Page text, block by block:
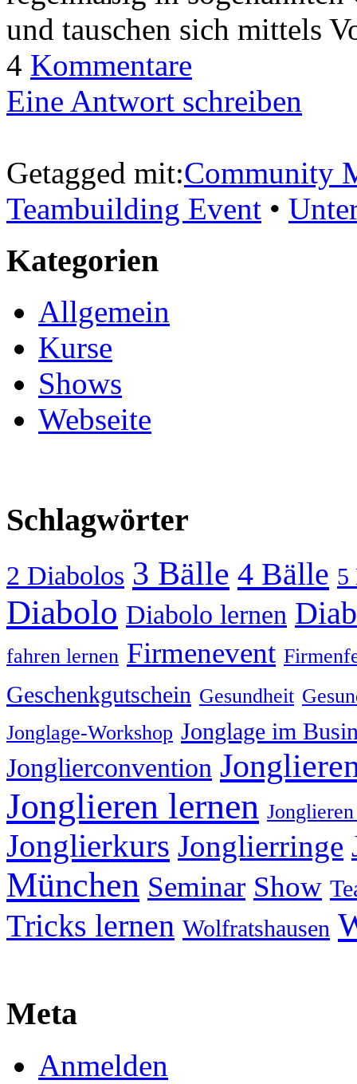
und tauschen sich mittels
4 Kommentare
Eine Antwort schreiben
Getagged mit:Community
Teambuilding Event •
Kategorien
Allgemein
Kurse
Shows
Webseite
Schlagwörter
2 Diabolos 3 Bälle 4 Bälle 5
Diabolo Diabolo lernen
fahren lernen Firmenevent
Geschenkgutschein Gesundheit
Jonglage-Workshop Jonglage im
Jonglierconvention
Jonglieren lernen
Jonglierkurs Jonglierringe
München Seminar Show
Tricks lernen Wolfratshausen
Meta
Anmelden